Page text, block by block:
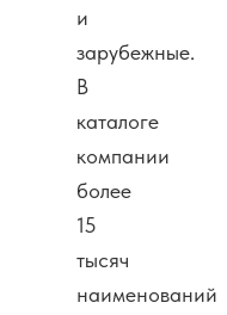
и
зарубежные.
В
каталоге
компании
более
15
тысяч
наименований